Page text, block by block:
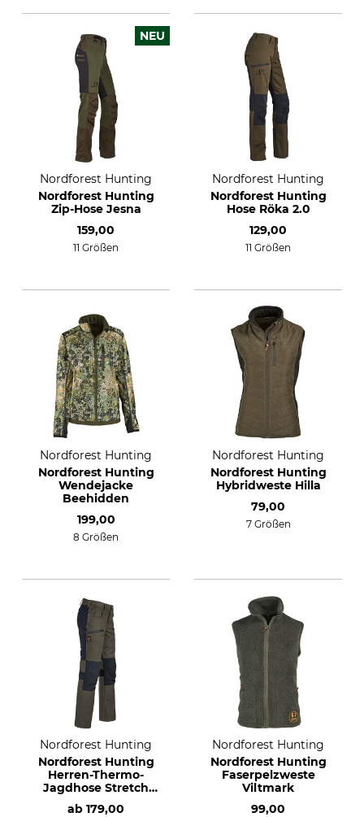
NEU
Nordforest Hunting
Nordforest Hunting
Zip-Hose Jesna
159,00
11 Größen
Nordforest Hunting
Nordforest Hunting
Hose Röka 2.0
129,00
11 Größen
Nordforest Hunting
Nordforest Hunting
Wendejacke
Beehidden
199,00
8 Größen
Nordforest Hunting
Nordforest Hunting
Hybridweste Hilla
79,00
7 Größen
Nordforest Hunting
Nordforest Hunting
Herren-Thermo-
Jagdhose Stretch
Saxen
ab 179,00
Nordforest Hunting
Nordforest Hunting
Faserpelzweste
Viltmark
99,00